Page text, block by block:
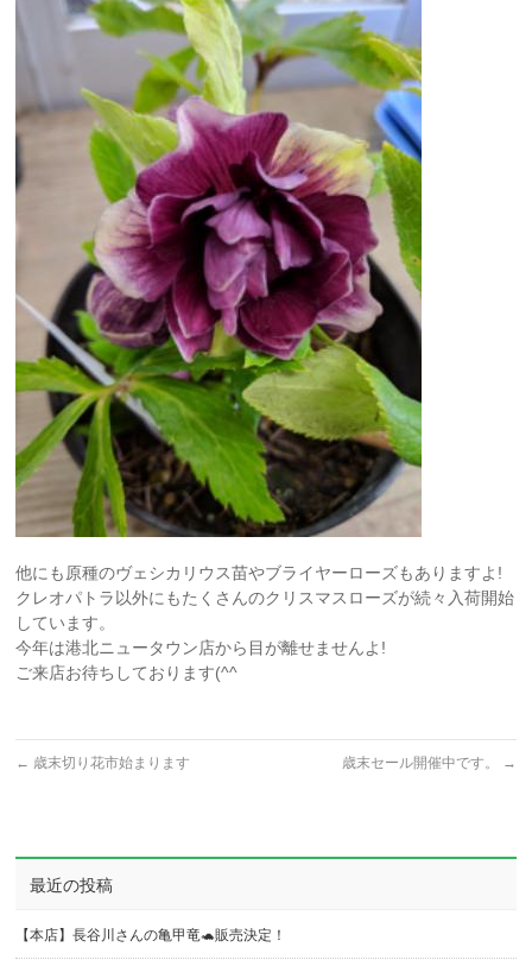
他にも原種のヴェシカリウス苗やブライヤーローズもありますよ!
クレオパトラ以外にもたくさんのクリスマスローズが続々入荷開始
しています。
今年は港北ニュータウン店から目が離せませんよ!
ご来店お待ちしております(^^
← 歳末切り花市始まります 歳末セール開催中です。 →
最近の投稿
【本店】長谷川さんの亀甲竜🐢販売決定！